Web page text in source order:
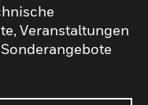
Veranstaltungen